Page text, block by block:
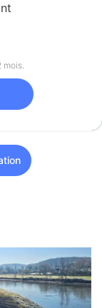
mois.